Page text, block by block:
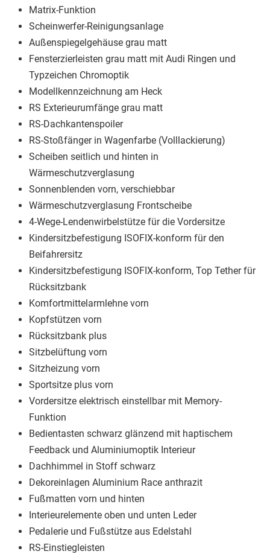
Matrix-Funktion
Scheinwerfer-Reinigungsanlage
Außenspiegelgehäuse grau matt
Fensterzierleisten grau matt mit Audi Ringen und
Typzeichen Chromoptik
Modellkennzeichnung am Heck
RS Exterieurumfänge grau matt
RS-Dachkantenspoiler
RS-Stoßfänger in Wagenfarbe (Volllackierung)
Scheiben seitlich und hinten in
Wärmeschutzverglasung
Sonnenblenden vorn, verschiebbar
Wärmeschutzverglasung Frontscheibe
4-Wege-Lendenwirbelstütze für die Vordersitze
Kindersitzbefestigung ISOFIX-konform für den
Beifahrersitz
Kindersitzbefestigung ISOFIX-konform, Top Tether für
Rücksitzbank
Komfortmittelarmlehne vorn
Kopfstützen vorn
Rücksitzbank plus
Sitzbelüftung vorn
Sitzheizung vorn
Sportsitze plus vorn
Vordersitze elektrisch einstellbar mit Memory-
Funktion
Bedientasten schwarz glänzend mit haptischem
Feedback und Aluminiumoptik Interieur
Dachhimmel in Stoff schwarz
Dekoreinlagen Aluminium Race anthrazit
Fußmatten vorn und hinten
Interieurelemente oben und unten Leder
Pedalerie und Fußstütze aus Edelstahl
RS-Einstiegleisten